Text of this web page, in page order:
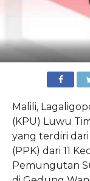
Malili,
(KPU) Luwu
yang terdiri
(PPK) dari 11
Pemungutan